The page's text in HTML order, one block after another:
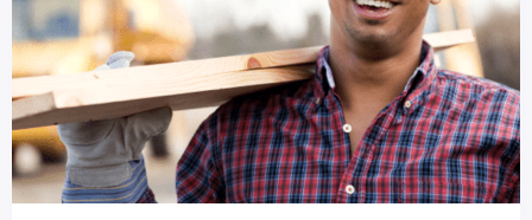
Talentmanagement bezeichnet den strategischen
[…]